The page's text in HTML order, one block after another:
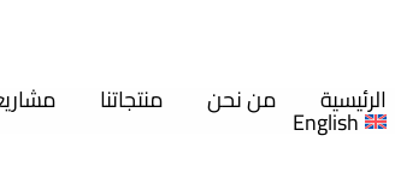
الرئيسية من نحن منتجاتنا
English